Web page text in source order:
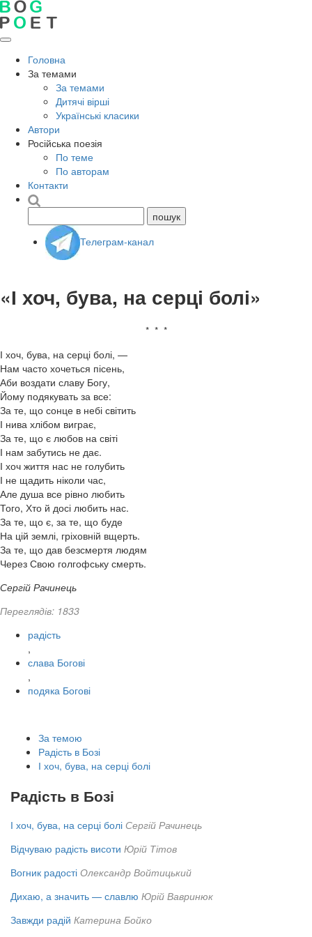
Головна
За темами
За темами
Дитячі вірші
Українські класики
Автори
Російська поезія
По теме
По авторам
Контакти
Телеграм-канал
«І хоч, бува, на серці болі»
* * *
І хоч, бува, на серці болі, —
Нам часто хочеться пісень,
Аби воздати славу Богу,
Йому подякувать за все:
За те, що сонце в небі світить
І нива хлібом виграє,
За те, що є любов на світі
І нам забутись не дає.
І хоч життя нас не голубить
І не щадить ніколи час,
Але душа все рівно любить
Того, Хто й досі любить нас.
За те, що є, за те, що буде
На цій землі, гріховній вщерть.
За те, що дав безсмертя людям
Через Свою голгофську смерть.
Сергій Рачинець
Переглядів: 1833
радість
,
слава Богові
,
подяка Богові
За темою
Радість в Бозі
І хоч, бува, на серці болі
Радість в Бозі
І хоч, бува, на серці болі Сергій Рачинець
Відчуваю радість висоти Юрій Тітов
Вогник радості Олександр Войтицький
Дихаю, а значить — славлю Юрій Вавринюк
Завжди радій Катерина Бойко